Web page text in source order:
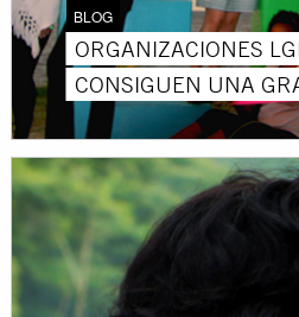
BLOG
ORGANIZACIONES
CONSIGUEN UNA